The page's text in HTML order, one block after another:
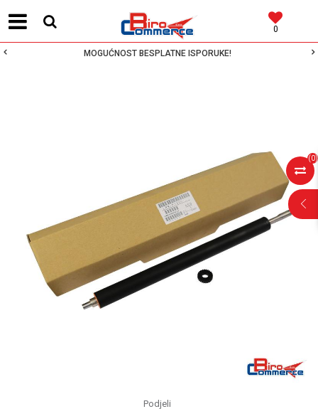
0
MOGUĆNOST BESPLATNE ISPORUKE!
(0)
Podjeli